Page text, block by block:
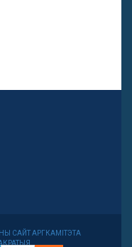
САЙТ АРГКАМІТЭТА